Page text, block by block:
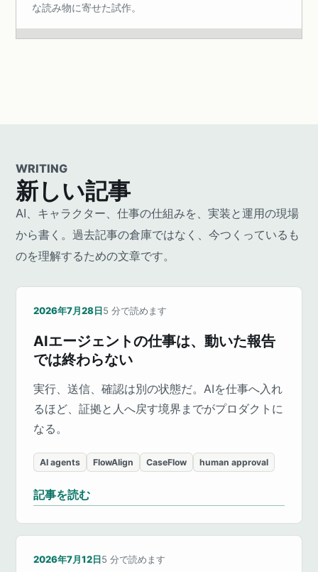
な読み物に寄せた試作。
WRITING
新しい記事
AI、キャラクター、仕事の仕組みを、実装と運用の現場
から書く。過去記事の倉庫ではなく、今つくっているも
のを理解するための文章です。
2026年7月28日5 分で読めます
AIエージェントの仕事は、動いた報告
では終わらない
実行、送信、確認は別の状態だ。AIを仕事へ入れ
るほど、証拠と人へ戻す境界までがプロダクトに
なる。
AI agents FlowAlign CaseFlow human approval
記事を読む
2026年7月12日5 分で読めます